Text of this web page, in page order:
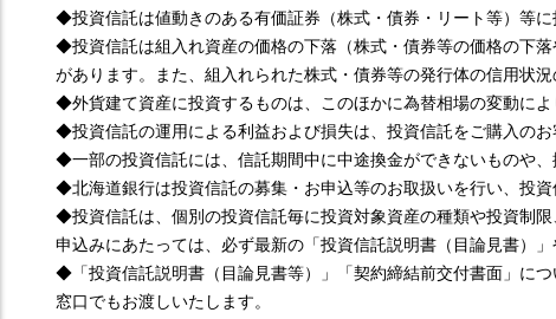
◆投資信託は値動きのある有価証券（株式・債券・リート等）等
◆投資信託は組入れ資産の価格の下落（株式・債券等の価格の下
があります。また、組入れられた株式・債券等の発行体の信用状
◆外貨建て資産に投資するものは、このほかに為替相場の変動に
◆投資信託の運用による利益および損失は、投資信託をご購入のお
◆一部の投資信託には、信託期間中に中途換金ができないものや
◆北海道銀行は投資信託の募集・お申込等のお取扱いを行い、投
◆投資信託は、個別の投資信託毎に投資対象資産の種類や投資制
申込みにあたっては、必ず最新の「投資信託説明書（目論見書）
◆「投資信託説明書（目論見書等）」「契約締結前交付書面」に
窓口でもお渡しいたします。